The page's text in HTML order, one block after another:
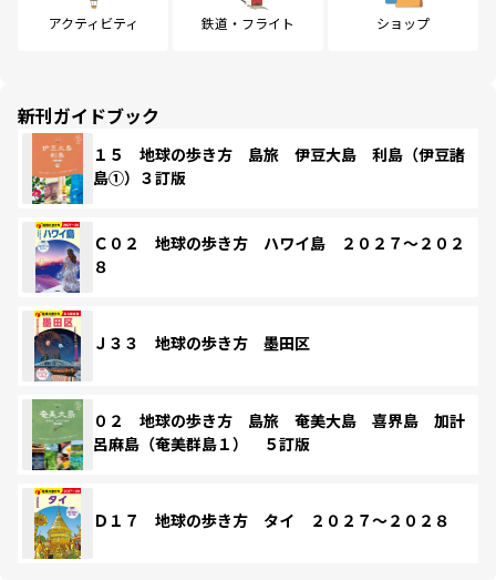
アクティビティ 鉄道・フライト ショップ
新刊ガイドブック
１５ 地球の歩き方 島旅 伊豆大島 利島（伊豆諸
島①）３訂版
Ｃ０２ 地球の歩き方 ハワイ島 ２０２７～２０２
８
Ｊ３３ 地球の歩き方 墨田区
０２ 地球の歩き方 島旅 奄美大島 喜界島 加計
呂麻島（奄美群島１） ５訂版
Ｄ１７ 地球の歩き方 タイ ２０２７～２０２８